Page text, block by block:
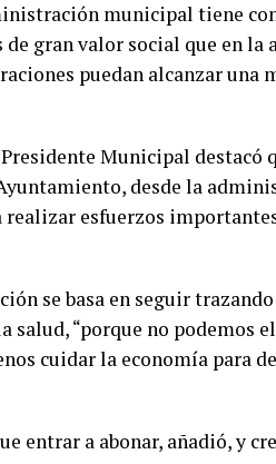
municipal tiene
gran valor social que en la
puedan alcanzar una
Municipal destacó
desde la
esfuerzos
se basa en seguir
“porque no podemos
cuidar la economía para
entrar a abonar, añadió, y